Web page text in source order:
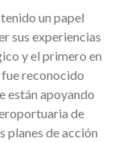
un papel
sus experiencias
y el primero en
reconocido
están apoyando
de
planes de acción